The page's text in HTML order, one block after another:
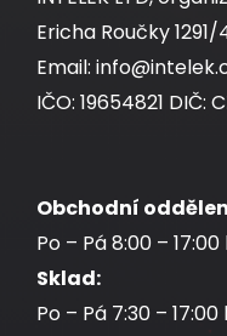
Ericha Roučky
Email:
IČO: 19654821 DIČ:
Obchodní
Po – Pá 8:00 – 17:00
Sklad:
Po – Pá 7:30 – 17:00